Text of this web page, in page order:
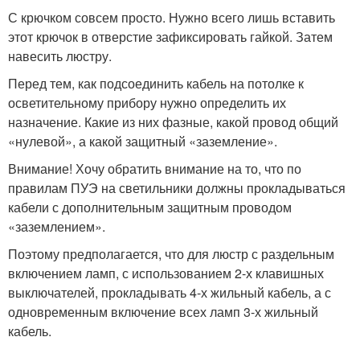
С крючком совсем просто. Нужно всего лишь вставить
этот крючок в отверстие зафиксировать гайкой. Затем
навесить люстру.
Перед тем, как подсоединить кабель на потолке к
осветительному прибору нужно определить их
назначение. Какие из них фазные, какой провод общий
«нулевой», а какой защитный «заземление».
Внимание! Хочу обратить внимание на то, что по
правилам ПУЭ на светильники должны прокладываться
кабели с дополнительным защитным проводом
«заземлением».
Поэтому предполагается, что для люстр с раздельным
включением ламп, с использованием 2-х клавишных
выключателей, прокладывать 4-х жильный кабель, а с
одновременным включение всех ламп 3-х жильный
кабель.